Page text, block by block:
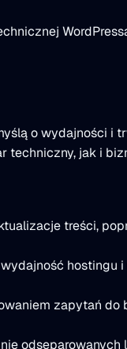
o wydajności i
techniczny, jak i
treści,
hostingu
zapytań